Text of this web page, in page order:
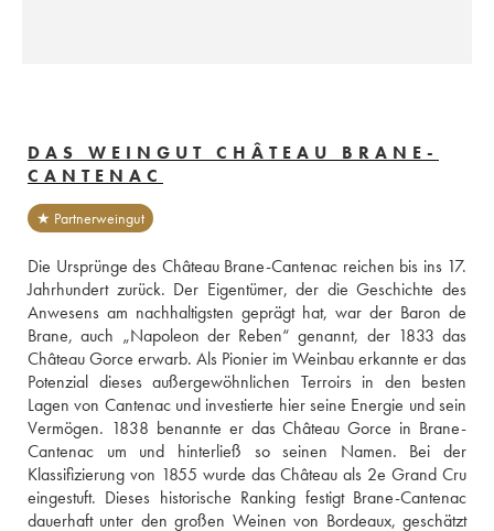
DAS WEINGUT CHÂTEAU BRANE-
CANTENAC
★ Partnerweingut
Die Ursprünge des Château Brane-Cantenac reichen bis ins 17.
Jahrhundert zurück. Der Eigentümer, der die Geschichte des
Anwesens am nachhaltigsten geprägt hat, war der Baron de
Brane, auch „Napoleon der Reben“ genannt, der 1833 das
Château Gorce erwarb. Als Pionier im Weinbau erkannte er das
Potenzial dieses außergewöhnlichen Terroirs in den besten
Lagen von Cantenac und investierte hier seine Energie und sein
Vermögen. 1838 benannte er das Château Gorce in Brane-
Cantenac um und hinterließ so seinen Namen. Bei der
Klassifizierung von 1855 wurde das Château als 2e Grand Cru
eingestuft. Dieses historische Ranking festigt Brane-Cantenac
dauerhaft unter den großen Weinen von Bordeaux, geschätzt